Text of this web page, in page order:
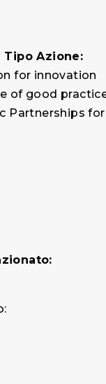
Tipo Azione:
for innovation
of good
Partnerships for